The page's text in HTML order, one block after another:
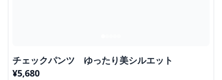
チェックパンツ ゆったり美シルエット
¥5,680